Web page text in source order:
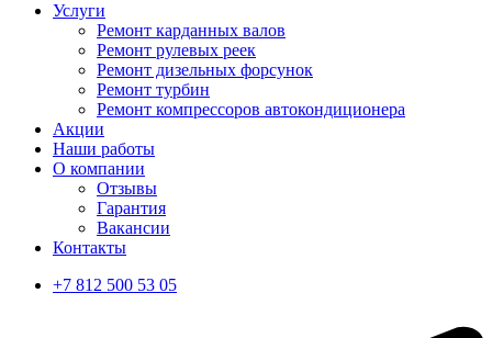
Услуги
Ремонт карданных валов
Ремонт рулевых реек
Ремонт дизельных форсунок
Ремонт турбин
Ремонт компрессоров автокондиционера
Акции
Наши работы
О компании
Отзывы
Гарантия
Вакансии
Контакты
+7 812 500 53 05